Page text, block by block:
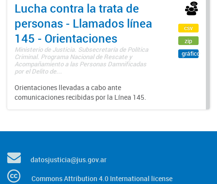
Lucha contra la trata de
personas - Llamados línea
145 - Orientaciones
Ministerio de Justicia. Subsecretaría de Política
Criminal. Programa Nacional de Rescate y
Acompañamiento a las Personas Damnificadas
por el Delito de...
Orientaciones llevadas a cabo ante
comunicaciones recibidas por la Línea 145.
csv
zip
gráfico
datosjusticia@jus.gov.ar
Commons Attribution 4.0 International license